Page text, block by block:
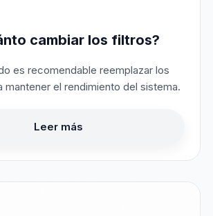
cambiar los filtros?
es recomendable reemplazar los
mantener el rendimiento del sistema.
Leer más